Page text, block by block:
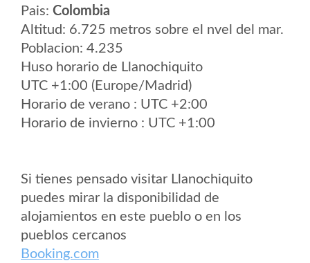
Pais: Colombia
Altitud: 6.725 metros sobre el nvel del mar.
Poblacion: 4.235
Huso horario de Llanochiquito
UTC +1:00 (Europe/Madrid)
Horario de verano : UTC +2:00
Horario de invierno : UTC +1:00
Si tienes pensado visitar Llanochiquito
puedes mirar la disponibilidad de
alojamientos en este pueblo o en los
pueblos cercanos
Booking.com